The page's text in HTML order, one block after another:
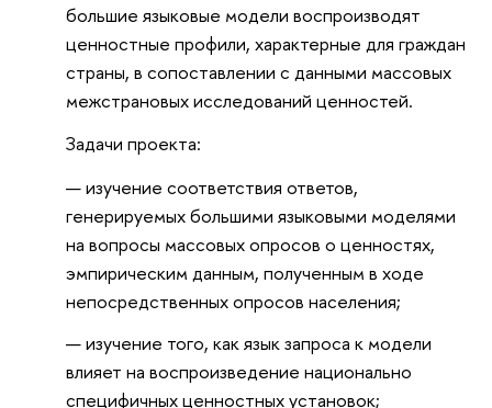
большие языковые модели воспроизводят
ценностные профили, характерные для граждан
страны, в сопоставлении с данными массовых
межстрановых исследований ценностей.
Задачи проекта:
изучение соответствия ответов,
генерируемых большими языковыми моделями
на вопросы массовых опросов о ценностях,
эмпирическим данным, полученным в ходе
непосредственных опросов населения;
изучение того, как язык запроса к модели
влияет на воспроизведение национально
специфичных ценностных установок;